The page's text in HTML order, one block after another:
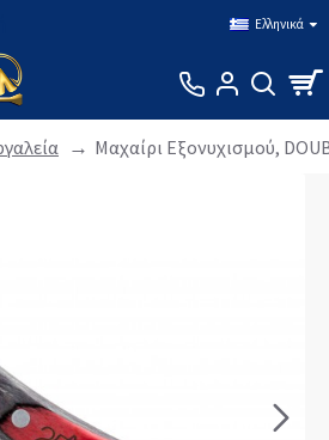
Ελληνικά
Μαχαίρι Εξονυχισμού,